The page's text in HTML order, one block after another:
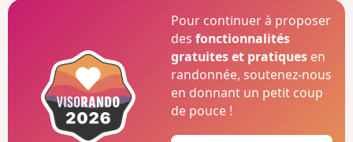
Pour continuer à proposer
desfonctionnalités
gratuites et pratiques en
randonnée, soutenez-nous
en donnant un petit coup
de pouce !